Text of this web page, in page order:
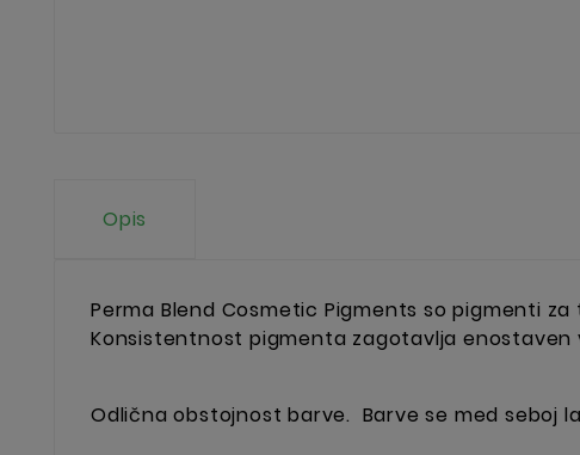
Opis
Perma Blend Cosmetic Pigments so pigmenti
Konsistentnost pigmenta zagotavlja enostaven
Odlična obstojnost barve. Barve se med seboj